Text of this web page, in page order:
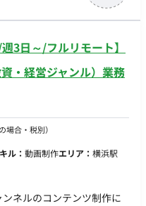
3日～/フルリモート】
・経営ジャンル）業務
場合・税別）
ル： 動画制作エリア： 横浜駅
ネルのコンテンツ制作に